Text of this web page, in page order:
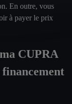
En outre, vous
à payer le prix
CUPRA
financement